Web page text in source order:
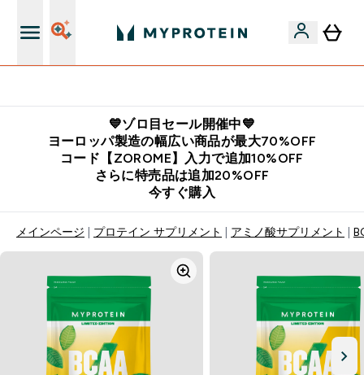
💙ゾロ目セール開催中💙
ヨーロッパ製造の幅広い商品が最大70%OFF
コード【ZOROME】入力で追加10%OFF
さらに特売品は追加20%OFF
今すぐ購入
メインページ プロテイン サプリメント アミノ酸サプリメント